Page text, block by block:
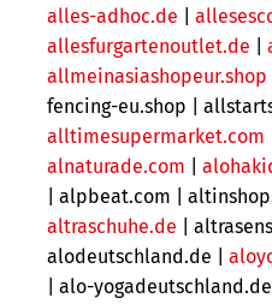
alles-adhoc.de
allesfurgartenoutlet.de
allmeinasiashopeur.shop
fencing-eu.shop |
alltimesupermarket.com
alnaturade.com
alpbeat.com |
altraschuhe.de |
alodeutschland.de |
| alo-